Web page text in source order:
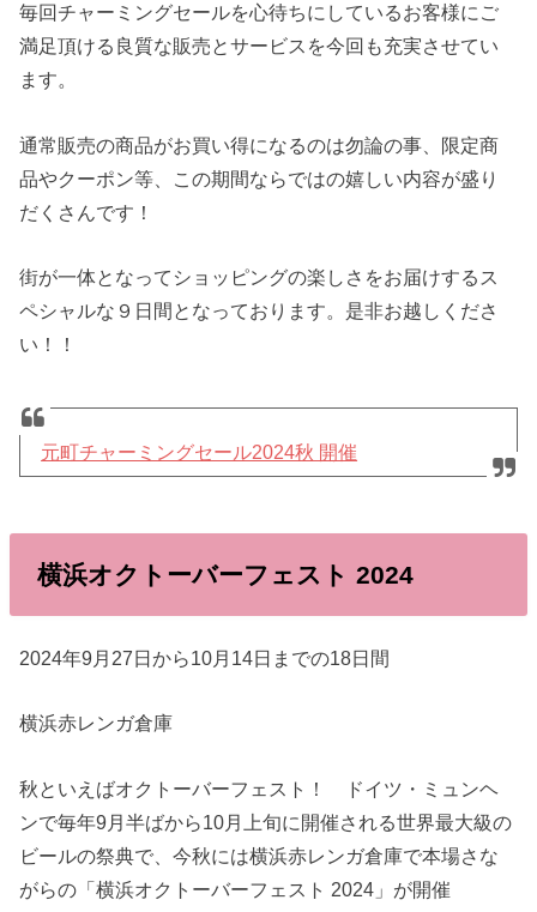
毎回チャーミングセールを心待ちにしているお客様にご
満足頂ける良質な販売とサービスを今回も充実させてい
ます。
通常販売の商品がお買い得になるのは勿論の事、限定商
品やクーポン等、この期間ならではの嬉しい内容が盛り
だくさんです！
街が一体となってショッピングの楽しさをお届けするス
ペシャルな９日間となっております。是非お越しくださ
い！！
元町チャーミングセール2024秋 開催
横浜オクトーバーフェスト 2024
2024年9月27日から10月14日までの18日間
横浜赤レンガ倉庫
秋といえばオクトーバーフェスト！ ドイツ・ミュンヘ
ンで毎年9月半ばから10月上旬に開催される世界最大級の
ビールの祭典で、今秋には横浜赤レンガ倉庫で本場さな
がらの「横浜オクトーバーフェスト 2024」が開催